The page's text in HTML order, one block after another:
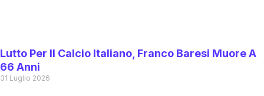
Lutto Per Il Calcio Italiano, Franco Baresi Muore A
66 Anni
31 Luglio 2026